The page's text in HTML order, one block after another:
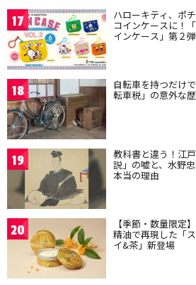
17 ハローキティ、ポ
コインケースに！
インケース」第２弾
18 自転車を持つだけ
転車税」の意外な
19 教科書と違う！江
説」の嘘と、水野
本当の理由
20 【季節・数量限定
精油で再現した「
イ&茶」新登場